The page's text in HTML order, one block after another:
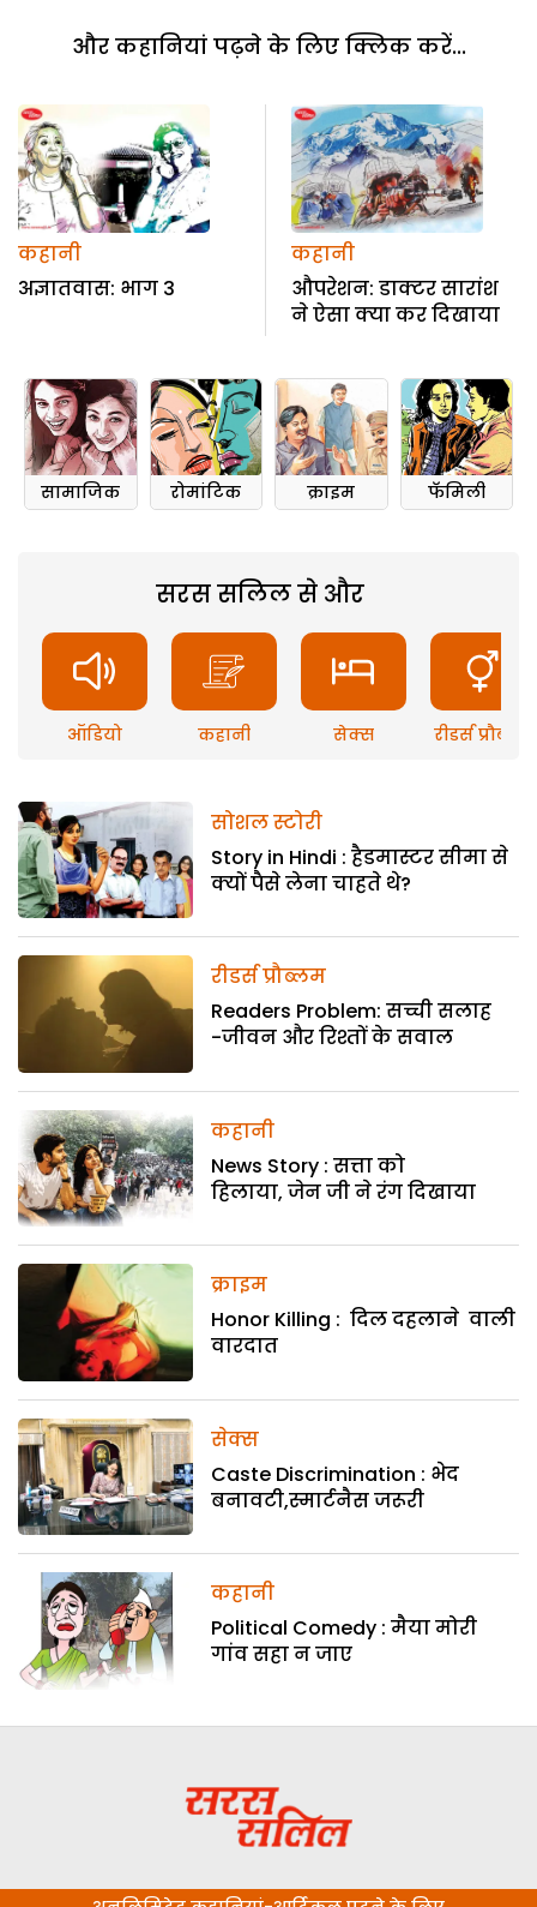
और कहानियां पढ़ने के लिए क्लिक करें...
कहानी
अज्ञातवास: भाग 3
कहानी
औपरेशन: डाक्टर सारांश
ने ऐसा क्या कर दिखाया
सामाजिक रोमांटिक क्राइम फॅमिली
सरस सलिल से और
ऑडियो कहानी सेक्स रीडर्स प्रौब्लम
सोशल स्टोरी
Story in Hindi : हैडमास्टर सीमा से
क्यों पैसे लेना चाहते थे?
रीडर्स प्रौब्लम
Readers Problem: सच्ची सलाह
-जीवन और रिश्तों के सवाल
कहानी
News Story : सत्ता को
हिलाया, जेन जी ने रंग दिखाया
क्राइम
Honor Killing : दिल दहलाने वाली
वारदात
सेक्स
Caste Discrimination : भेद
बनावटी,स्मार्टनैस जरूरी
कहानी
Political Comedy : मैया मोरी
गांव सहा न जाए